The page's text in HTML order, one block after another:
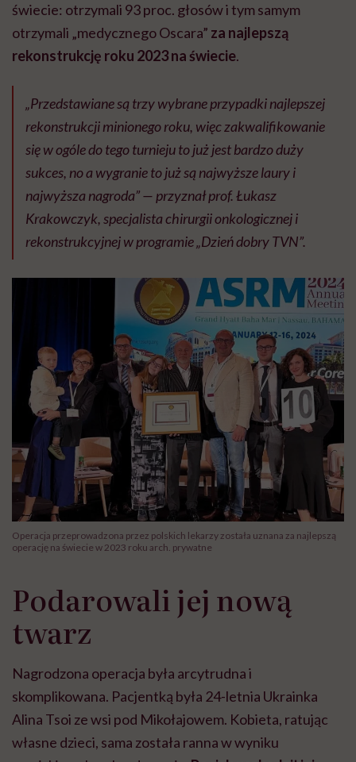
świecie: otrzymali 93 proc. głosów i tym samym
otrzymali „medycznego Oscara” za najlepszą
rekonstrukcję roku 2023 na świecie.
„Przedstawiane są trzy wybrane przypadki najlepszej
rekonstrukcji minionego roku, więc zakwalifikowanie
się w ogóle do tego turnieju to już jest bardzo duży
sukces, no a wygranie to już są najwyższe laury i
najwyższa nagroda”— przyznał prof. Łukasz
Krakowczyk, specjalista chirurgii onkologicznej i
rekonstrukcyjnej w programie „Dzień dobry TVN”.
Operacja przeprowadzona przez polskich lekarzy została uznana za najlepszą
operację na świecie w 2023 roku arch. prywatne
Podarowali jej nową
twarz
Nagrodzona operacja była arcytrudna i
skomplikowana. Pacjentką była 24-letnia Ukrainka
Alina Tsoi ze wsi pod Mikołajowem. Kobieta, ratując
własne dzieci, sama została ranna w wyniku